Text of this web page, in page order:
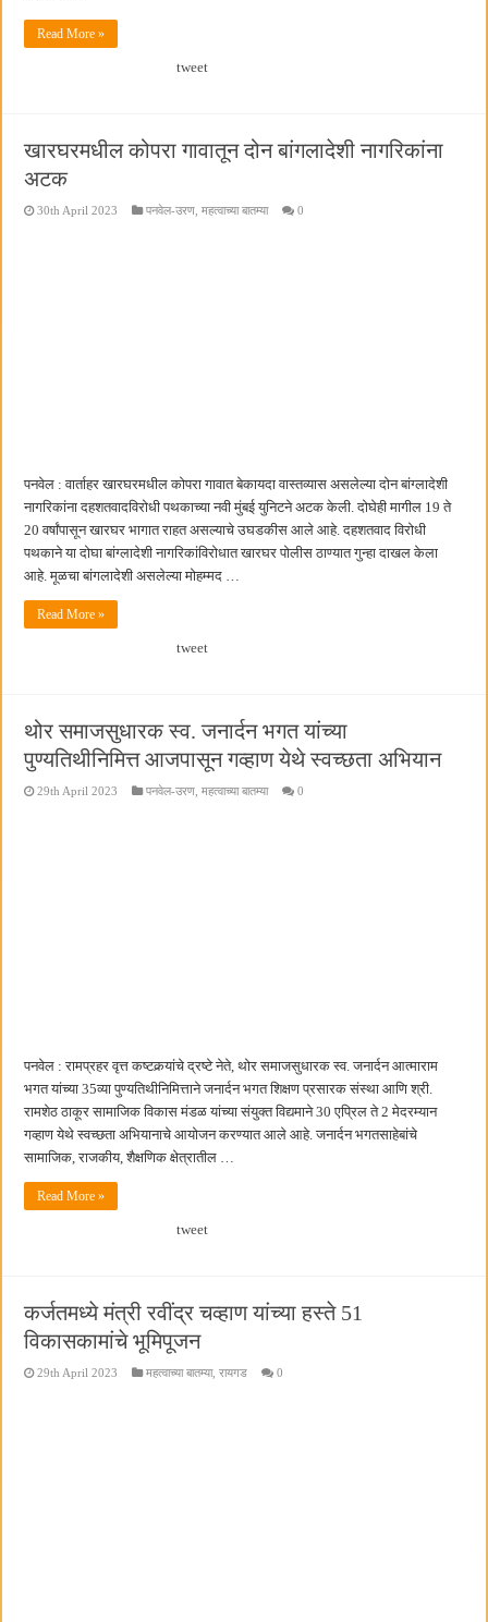
Read More »
tweet
खारघरमधील कोपरा गावातून दोन बांगलादेशी नागरिकांना
अटक
30th April 2023 पनवेल-उरण ,महत्वाच्या बातम्या 0
पनवेल : वार्ताहर खारघरमधील कोपरा गावात बेकायदा वास्तव्यास असलेल्या दोन बांग्लादेशी
नागरिकांना दहशतवादविरोधी पथकाच्या नवी मुंबई युनिटने अटक केली. दोघेही मागील 19 ते
20 वर्षांपासून खारघर भागात राहत असल्याचे उघडकीस आले आहे. दहशतवाद विरोधी
पथकाने या दोघा बांग्लादेशी नागरिकांविरोधात खारघर पोलीस ठाण्यात गुन्हा दाखल केला
आहे. मूळचा बांगलादेशी असलेल्या मोहम्मद …
Read More »
tweet
थोर समाजसुधारक स्व. जनार्दन भगत यांच्या
पुण्यतिथीनिमित्त आजपासून गव्हाण येथे स्वच्छता अभियान
29th April 2023 पनवेल-उरण,महत्वाच्या बातम्या 0
पनवेल : रामप्रहर वृत्त कष्टकर्‍यांचे द्रष्टे नेते, थोर समाजसुधारक स्व. जनार्दन आत्माराम
भगत यांच्या 35व्या पुण्यतिथीनिमित्ताने जनार्दन भगत शिक्षण प्रसारक संस्था आणि श्री.
रामशेठ ठाकूर सामाजिक विकास मंडळ यांच्या संयुक्त विद्यमाने 30 एप्रिल ते 2 मेदरम्यान
गव्हाण येथे स्वच्छता अभियानाचे आयोजन करण्यात आले आहे. जनार्दन भगतसाहेबांचे
सामाजिक, राजकीय, शैक्षणिक क्षेत्रातील …
Read More »
tweet
कर्जतमध्ये मंत्री रवींद्र चव्हाण यांच्या हस्ते 51
विकासकामांचे भूमिपूजन
29th April 2023 महत्वाच्या बातम्या,रायगड 0